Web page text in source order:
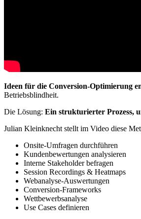
Ideen für die Conversion-Optimierung
Betriebsblindheit.
Die Lösung: Ein strukturierter Prozess,
Julian Kleinknecht stellt im Video diese
Onsite-Umfragen durchführen
Kundenbewertungen analysieren
Interne Stakeholder befragen
Session Recordings & Heatmaps
Webanalyse-Auswertungen
Conversion-Frameworks
Wettbewerbsanalyse
Use Cases definieren